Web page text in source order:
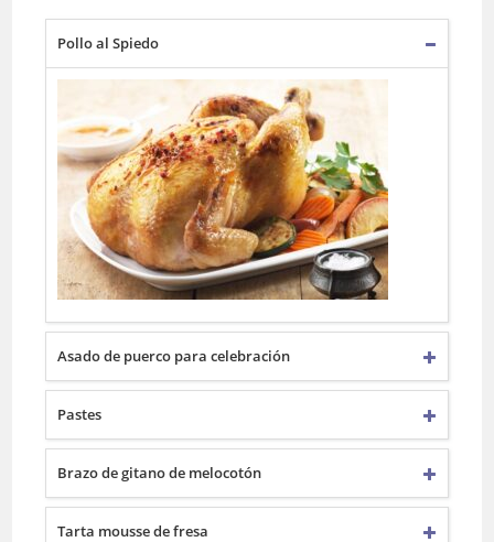
Pollo al Spiedo
Asado de puerco para celebración
Pastes
Brazo de gitano de melocotón
Tarta mousse de fresa